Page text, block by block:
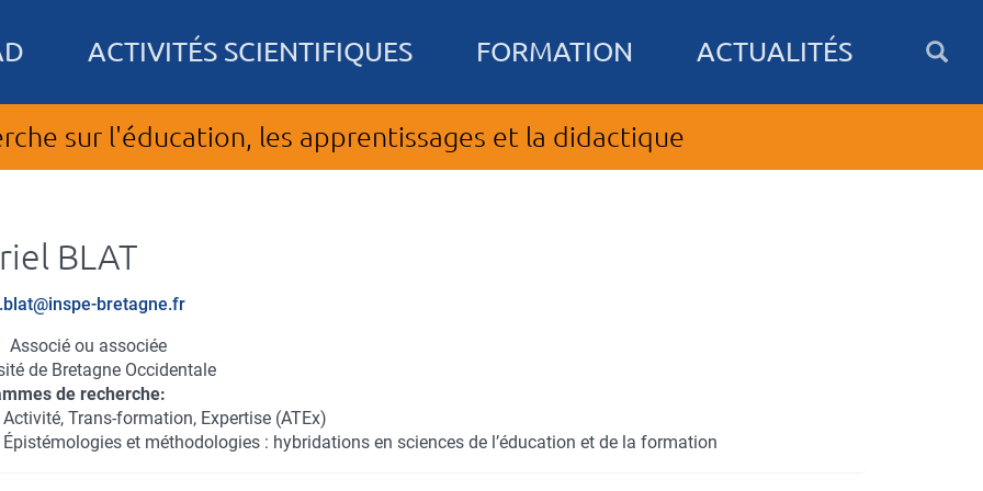
ACTIVITÉS SCIENTIFIQUES FORMATION ACTUALITÉS
sur l'éducation, les apprentissages et la didactique
BLAT
bretagne.fr
Associé ou associée
de Bretagne Occidentale
de recherche
Activité, Trans-formation, Expertise (ATEx)
Épistémologies et méthodologies : hybridations en sciences de l’éducation et de la formation